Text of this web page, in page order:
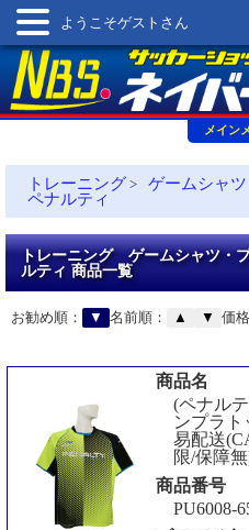
メイン
ようこそゲストさん
トレーニング > ゲームシャ
ペナルティ
トレーニング ゲームシャツ・
ルティ 商品一覧
お勧め順： ▼ 名前順： ▲ ▼ 価
商品名
(ペナル
ンプラト
易配送
限/保障
商品番号
PU6008-